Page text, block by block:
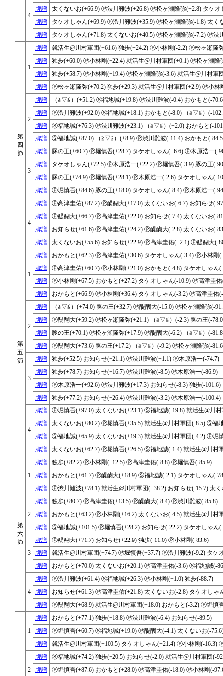
4
牌譜
太くないお(+66.9) Ⓟ渋川難波(+26.8) Ⓟ松ヶ瀬隆弥(+2.8) タケオ
牌譜
タケオしゃん(+69.9) Ⓟ渋川難波(+35.9) Ⓟ松ヶ瀬隆弥(-1.8) 太く
牌譜
タケオしゃん(+71.8) 太くないお(+40.5) Ⓟ松ヶ瀬隆弥(-7.2) Ⓟ渋
第
四
節
1
牌譜
就活生@川村軍団(+61.6) 独歩(+24.2) Ⓟ小林剛(-2.2) Ⓟ松ヶ瀬隆
牌譜
独歩(+60.0) Ⓟ小林剛(+22.4) 就活生@川村軍団(+0.1) Ⓟ松ヶ瀬隆
牌譜
独歩(+58.7) Ⓟ小林剛(+19.4) Ⓟ松ヶ瀬隆弥(-3.6) 就活生@川村軍
牌譜
Ⓟ松ヶ瀬隆弥(+70.2) 独歩(+29.3) 就活生@川村軍団(+2.9) Ⓟ小林
2
牌譜
（≧▽≦）(+51.2) Ⓢ福地誠(+19.8) Ⓟ渋川難波(-0.4) おかもと(-
牌譜
Ⓟ渋川難波(+92.0) Ⓢ福地誠(+18.1) おかもと(-8.0) （≧▽≦）(-
牌譜
Ⓢ福地誠(+76.3) Ⓟ渋川難波(+23.1) （≧▽≦）(+2.0) おかもと(-
牌譜
Ⓢ福地誠(+87.0) （≧▽≦）(+8.9) Ⓟ渋川難波(-11.4) おかもと(-
3
牌譜
豚の王(+60.7) Ⓟ堀慎吾(+28.7) タケオしゃん(+6.6) Ⓟ木原浩一(-
牌譜
タケオしゃん(+72.5) Ⓟ木原浩一(+22.2) Ⓟ堀慎吾(-3.9) 豚の王(-
牌譜
豚の王(+74.9) Ⓟ堀慎吾(+28.1) Ⓟ木原浩一(-2.6) タケオしゃん(-
牌譜
Ⓟ堀慎吾(+84.6) 豚の王(+18.0) タケオしゃん(-8.4) Ⓟ木原浩一(-
4
牌譜
Ⓟ高津圭佑(+87.2) Ⓟ醍醐大(+17.0) 太くないお(-6.7) お知らせ(-
牌譜
Ⓟ醍醐大(+66.7) Ⓟ高津圭佑(+22.0) お知らせ(-7.4) 太くないお(-
牌譜
お知らせ(+61.6) Ⓟ高津圭佑(+24.2) Ⓟ醍醐大(-2.8) 太くないお(-
牌譜
太くないお(+55.6) お知らせ(+22.9) Ⓟ高津圭佑(+2.1) Ⓟ醍醐大(-
第
五
節
1
牌譜
おかもと(+62.3) Ⓟ高津圭佑(+30.6) タケオしゃん(-3.4) Ⓟ小林剛
牌譜
Ⓟ高津圭佑(+60.7) Ⓟ小林剛(+21.0) おかもと(-4.8) タケオしゃん
牌譜
Ⓟ小林剛(+67.5) おかもと(+27.2) タケオしゃん(-10.9) Ⓟ高津圭佑
牌譜
おかもと(+66.9) Ⓟ小林剛(+36.4) タケオしゃん(-3.2) Ⓟ高津圭佑(-
2
牌譜
（≧▽≦）(+74.0) 豚の王(+32.7) Ⓟ醍醐大(-15.0) Ⓟ松ヶ瀬隆弥(-
牌譜
Ⓟ醍醐大(+59.2) Ⓟ松ヶ瀬隆弥(+21.1) （≧▽≦）(-2.3) 豚の王(-
牌譜
豚の王(+70.1) Ⓟ松ヶ瀬隆弥(+17.9) Ⓟ醍醐大(-6.2) （≧▽≦）(-
牌譜
Ⓟ醍醐大(+73.6) 豚の王(+17.2) （≧▽≦）(-9.2) Ⓟ松ヶ瀬隆弥(-
3
牌譜
独歩(+52.5) お知らせ(+21.1) Ⓟ渋川難波(+1.1) Ⓟ木原浩一(-74.7)
牌譜
独歩(+78.7) お知らせ(+16.7) Ⓟ渋川難波(-8.5) Ⓟ木原浩一(-86.9)
牌譜
Ⓟ木原浩一(+92.6) Ⓟ渋川難波(+17.3) お知らせ(-8.3) 独歩(-101.6)
牌譜
独歩(+77.2) お知らせ(+26.4) Ⓟ渋川難波(-3.2) Ⓟ木原浩一(-100.4)
4
牌譜
Ⓟ堀慎吾(+97.0) 太くないお(+23.1) Ⓢ福地誠(-19.8) 就活生@川村
牌譜
太くないお(+80.2) Ⓟ堀慎吾(+35.5) 就活生@川村軍団(-8.5) Ⓢ福
牌譜
Ⓢ福地誠(+65.9) 太くないお(+19.3) 就活生@川村軍団(-4.2) Ⓟ堀
牌譜
太くないお(+62.7) Ⓟ堀慎吾(+26.5) Ⓢ福地誠(-1.4) 就活生@川村
第
六
節
1
牌譜
独歩(+82.2) Ⓟ小林剛(+12.5) Ⓟ高津圭佑(-8.8) Ⓟ堀慎吾(-85.9)
牌譜
おかもと(+61.7) Ⓟ醍醐大(+18.9) Ⓢ福地誠(-2.1) タケオしゃん(-
牌譜
Ⓟ渋川難波(+78.1) 就活生@川村軍団(+38.2) お知らせ(-15.7) 太く
2
牌譜
独歩(+80.7) Ⓟ高津圭佑(+13.5) Ⓟ醍醐大(-8.4) Ⓟ渋川難波(-85.8)
牌譜
おかもと(+63.2) Ⓟ小林剛(+16.2) 太くないお(-4.5) 就活生@川村
牌譜
Ⓢ福地誠(+101.5) Ⓟ堀慎吾(+28.2) お知らせ(-22.2) タケオしゃん(-
3
牌譜
Ⓟ醍醐大(+71.7) お知らせ(+22.9) 独歩(-11.0) Ⓟ小林剛(-83.6)
牌譜
就活生@川村軍団(+74.7) Ⓟ堀慎吾(+37.7) Ⓟ渋川難波(-9.2) タケ
牌譜
おかもと(+70.0) 太くないお(+20.1) Ⓟ高津圭佑(-3.6) Ⓢ福地誠(-
4
牌譜
Ⓟ渋川難波(+61.4) Ⓢ福地誠(+26.3) Ⓟ小林剛(+1.0) 独歩(-88.7)
牌譜
お知らせ(+61.3) Ⓟ高津圭佑(+21.8) 太くないお(-2.8) タケオしゃ
牌譜
Ⓟ醍醐大(+68.9) 就活生@川村軍団(+18.0) おかもと(-3.2) Ⓟ堀慎
1
牌譜
おかもと(+77.1) 独歩(+18.8) Ⓟ渋川難波(-6.4) お知らせ(-89.5)
牌譜
Ⓟ堀慎吾(+60.7) Ⓢ福地誠(+19.0) Ⓟ醍醐大(-4.1) 太くないお(-75.6)
牌譜
就活生@川村軍団(+100.5) タケオしゃん(+21.4) Ⓟ小林剛(-16.3)
2
牌譜
Ⓢ福地誠(+74.2) 独歩(+20.5) お知らせ(-2.0) 就活生@川村軍団(-
牌譜
Ⓟ堀慎吾(+87.6) おかもと(+28.0) Ⓟ高津圭佑(-18.0) Ⓟ小林剛(-